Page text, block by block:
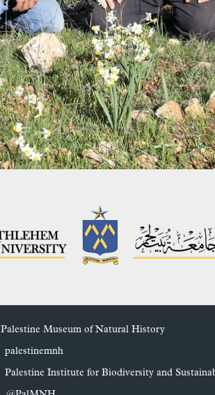
Palestine Museum of Natural History
palestinemnh
Palestine Institute for Biodiversity and